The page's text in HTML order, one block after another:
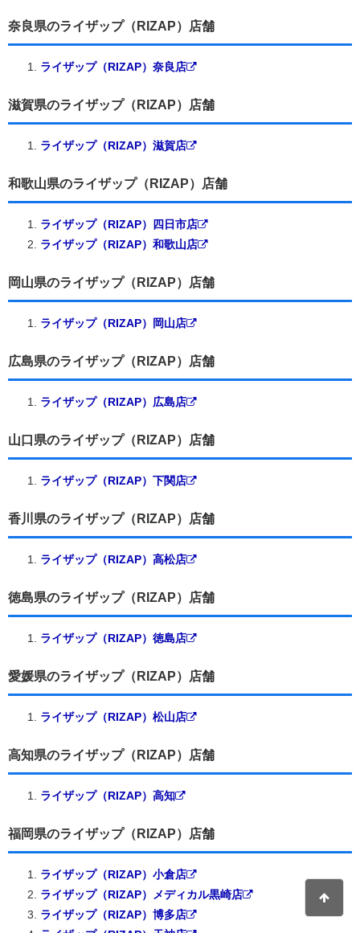
奈良県のライザップ（RIZAP）店舗
ライザップ（RIZAP）奈良店
滋賀県のライザップ（RIZAP）店舗
ライザップ（RIZAP）滋賀店
和歌山県のライザップ（RIZAP）店舗
ライザップ（RIZAP）四日市店
ライザップ（RIZAP）和歌山店
岡山県のライザップ（RIZAP）店舗
ライザップ（RIZAP）岡山店
広島県のライザップ（RIZAP）店舗
ライザップ（RIZAP）広島店
山口県のライザップ（RIZAP）店舗
ライザップ（RIZAP）下関店
香川県のライザップ（RIZAP）店舗
ライザップ（RIZAP）高松店
徳島県のライザップ（RIZAP）店舗
ライザップ（RIZAP）徳島店
愛媛県のライザップ（RIZAP）店舗
ライザップ（RIZAP）松山店
高知県のライザップ（RIZAP）店舗
ライザップ（RIZAP）高知
福岡県のライザップ（RIZAP）店舗
ライザップ（RIZAP）小倉店
ライザップ（RIZAP）メディカル黒崎店
ライザップ（RIZAP）博多店